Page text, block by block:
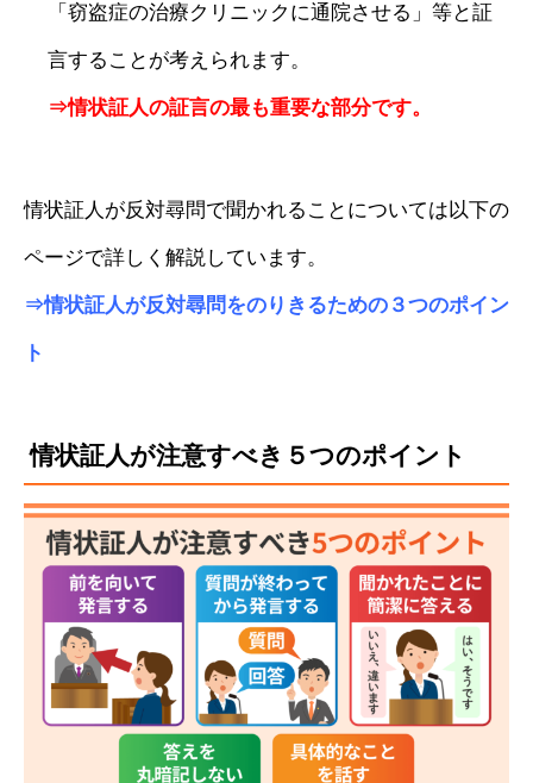
「窃盗症の治療クリニックに通院させる」等と証
言することが考えられます。
⇒情状証人の証言の最も重要な部分です。
情状証人が反対尋問で聞かれることについては以下の
ページで詳しく解説しています。
⇒情状証人が反対尋問をのりきるための３つのポイン
ト
情状証人が注意すべき５つのポイント